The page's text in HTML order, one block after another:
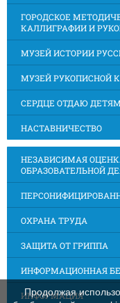
ГОРОДСКОЕ
КАЛЛИГРАФИИ И
МУЗЕЙ ИСТОРИИ
МУЗЕЙ РУКОПИСНОЙ
СЕРДЦЕ ОТДАЮ ДЕТЯМ
НАСТАВНИЧЕСТВО
НЕЗАВИСИМАЯ
ОБРАЗОВАТЕЛЬНОЙ
ОХРАНА ТРУДА
ЗАЩИТА ОТ ГРИППА
ИНФОРМАЦИОННАЯ
ИНФОРМАЦИЯ
Продолжая